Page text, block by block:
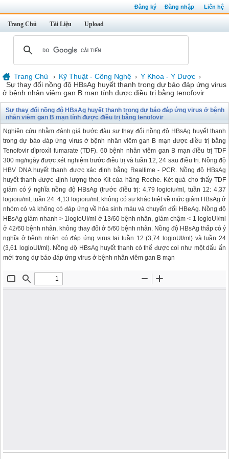
Đăng ký Đăng nhập Liên hệ
Trang Chủ Tài Liệu Upload
Trang Chủ › Kỹ Thuật - Công Nghệ › Y Khoa - Y Dược ›
Sự thay đổi nồng độ HBsAg huyết thanh trong dự báo đáp ứng virus
ở bệnh nhân viêm gan B mạn tính được điều trị bằng tenofovir
Sự thay đổi nồng độ HBsAg huyết thanh trong dự báo đáp ứng virus ở bệnh
nhân viêm gan B mạn tính được điều trị bằng tenofovir
Nghiên cứu nhằm đánh giá bước đàu sự thay đổi nồng độ HBsAg huyết thanh
trong dự báo đáp ứng virus ở bệnh nhân viêm gan B mạn được điều trị bằng
Tenofovir dìproxìl fumarate (TDF). 60 bệnh nhân viêm gan B mạn điều trị TDF
300 mg/ngày được xét nghiệm trước điều trị và tuần 12, 24 sau điều trị. Nồng độ
HBV DNA huyết thanh được xác định bằng Realtime - PCR. Nồng độ HBsAg
huyết thanh được định lượng theo Kit của hãng Roche. Két quả cho thấy TDF
giảm có ý nghĩa nồng độ HBsAg (trước điều trị: 4,79 logioiu/ml, tuần 12: 4,37
logioiu/ml, tuần 24: 4,13 logioiu/ml; không có sự khác biệt về mức giảm HBsAg ở
nhóm có và không có đáp ứng về hóa sinh máu và chuyển đổi HBeAg. Nồng độ
HBsAg giảm nhanh > 1logioUI/ml ở 13/60 bệnh nhân, giảm chậm < 1 logioUI/ml
ở 42/60 bệnh nhân, không thay đổi ở 5/60 bệnh nhân. Nồng độ HBsAg thấp có ý
nghĩa ở bệnh nhân có đáp ứng virus tại tuần 12 (3,74 logioUI/ml) và tuần 24
(3,61 logioUI/ml). Nồng độ HBsAg huyết thanh có thể được coi như một dấu ấn
mới trong dự báo đáp ứng virus ở bệnh nhân viêm gan B mạn